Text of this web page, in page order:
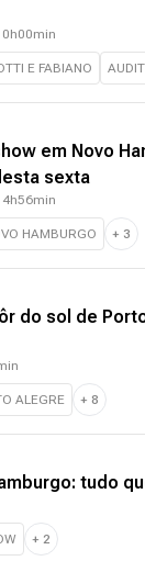
E FABIANO
em Novo
sexta
HAMBURGO + 3
do sol de
ALEGRE + 8
tudo
+ 2